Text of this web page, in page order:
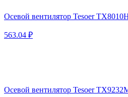
Осевой вентилятор Tesoer
563.04 ₽
Осевой вентилятор Tesoer